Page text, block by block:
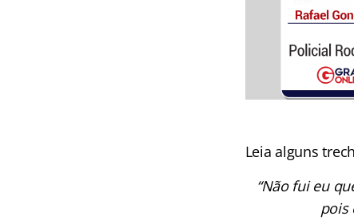
Leia alguns
“Não fui eu
pois